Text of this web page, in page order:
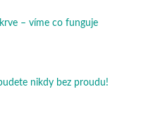
– víme co funguje
nikdy bez proudu!